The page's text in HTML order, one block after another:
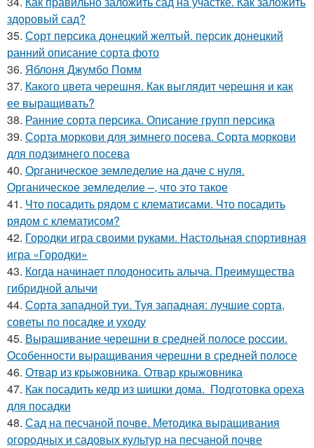
здоровый сад?
35. Сорт персика донецкий желтый. персик донецкий
ранний описание сорта фото
36. Яблоня Джумбо Помм
37. Какого цвета черешня. Как выглядит черешня и как
ее выращивать?
38. Ранние сорта персика. Описание групп персика
39. Сорта моркови для зимнего посева. Сорта моркови
для подзимнего посева
40. Органическое земледелие на даче с нуля.
Органическое земледелие –, что это такое
41. Что посадить рядом с клематисами. Что посадить
рядом с клематисом?
42. Городки игра своими руками. Настольная спортивная
игра «Городки»
43. Когда начинает плодоносить алыча. Преимущества
гибридной алычи
44. Сорта западной туи. Туя западная: лучшие сорта,
советы по посадке и уходу
45. Выращивание черешни в средней полосе россии.
Особенности выращивания черешни в средней полосе
46. Отвар из крыжовника. Отвар крыжовника
47. Как посадить кедр из шишки дома. Подготовка ореха
для посадки
48. Сад на песчаной почве. Методика выращивания
огородных и садовых культур на песчаной почве